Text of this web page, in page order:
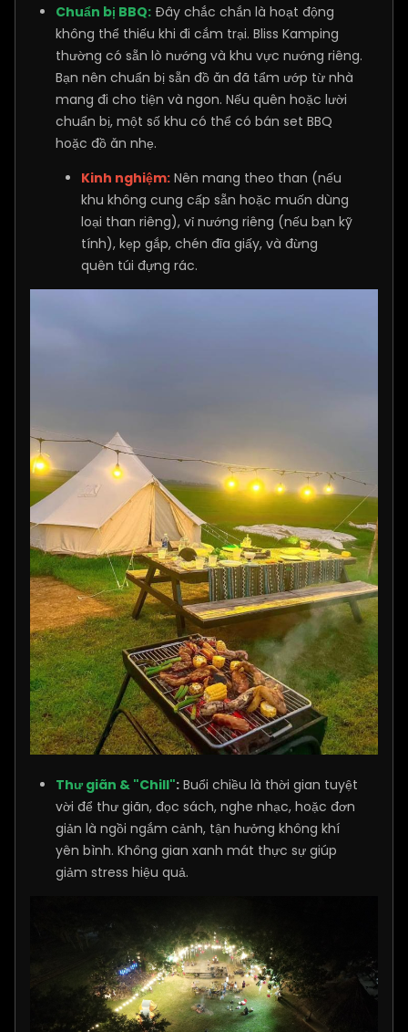
Chuẩn bị BBQ: Đây chắc chắn là hoạt động
không thể thiếu khi đi cắm trại. Bliss Kamping
thường có sẵn lò nướng và khu vực nướng riêng.
Bạn nên chuẩn bị sẵn đồ ăn đã tẩm ướp từ nhà
mang đi cho tiện và ngon. Nếu quên hoặc lười
chuẩn bị, một số khu có thể có bán set BBQ
hoặc đồ ăn nhẹ.
Kinh nghiệm: Nên mang theo than (nếu
khu không cung cấp sẵn hoặc muốn dùng
loại than riêng), vỉ nướng riêng (nếu bạn kỹ
tính), kẹp gắp, chén đĩa giấy, và đừng
quên túi đựng rác.
Thư giãn & "Chill": Buổi chiều là thời gian tuyệt
vời để thư giãn, đọc sách, nghe nhạc, hoặc đơn
giản là ngồi ngắm cảnh, tận hưởng không khí
yên bình. Không gian xanh mát thực sự giúp
giảm stress hiệu quả.